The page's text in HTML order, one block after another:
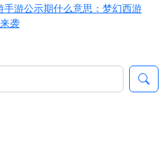
游公示期什么意思：梦幻西游
袭